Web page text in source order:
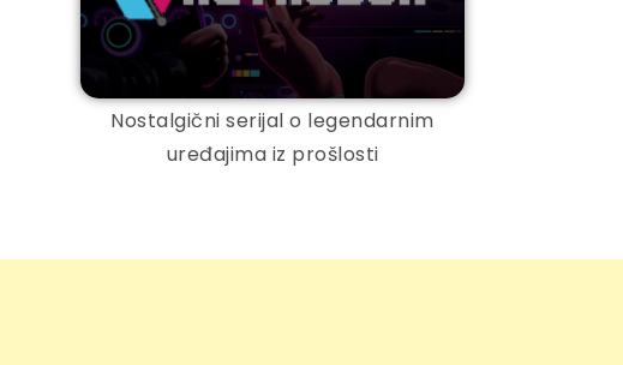
Nostalgični serijal o legendarnim
uređajima iz prošlosti